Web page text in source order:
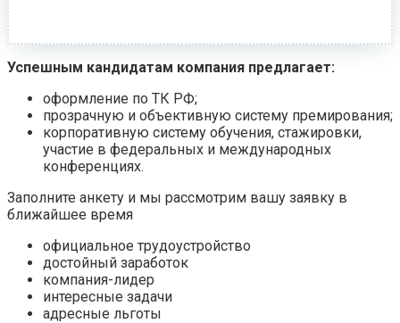
Успешным кандидатам компания предлагает:
оформление по ТК РФ;
прозрачную и объективную систему премирования;
корпоративную систему обучения, стажировки,
участие в федеральных и международных
конференциях.
Заполните анкету и мы рассмотрим вашу заявку в
ближайшее время
официальное трудоустройство
достойный заработок
компания-лидер
интересные задачи
адресные льготы